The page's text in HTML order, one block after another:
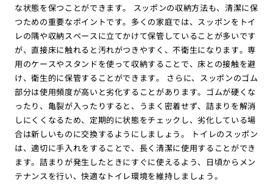
な状態を保つことができます。 スッポンの収納方法も、清潔に保
つための重要なポイントです。多くの家庭では、スッポンをトイ
レの隅や収納スペースに立てかけて保管していることが多いです
が、直接床に触れると汚れがつきやすく、不衛生になります。専
用のケースやスタンドを使って収納することで、床との接触を避
け、衛生的に保管することができます。 さらに、スッポンのゴム
部分は使用頻度が高いと劣化することがあります。ゴムが硬くな
ったり、亀裂が入ったりすると、うまく密着せず、詰まりを解消
しにくくなるため、定期的に状態をチェックし、劣化している場
合は新しいものに交換するようにしましょう。 トイレのスッポン
は、適切に手入れをすることで、長く清潔に使用することができ
ます。詰まりが発生したときにすぐに使えるよう、日頃からメン
テナンスを行い、快適なトイレ環境を維持しましょう。